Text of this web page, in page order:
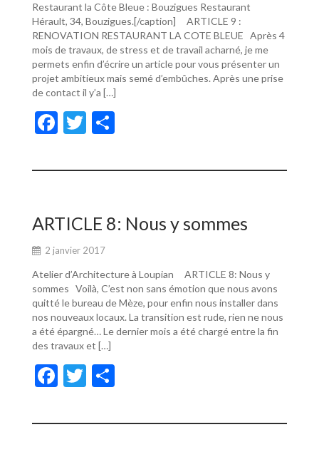
Restaurant la Côte Bleue : Bouzigues Restaurant
Hérault, 34, Bouzigues.[/caption] ARTICLE 9 :
RENOVATION RESTAURANT LA COTE BLEUE Après 4
mois de travaux, de stress et de travail acharné, je me
permets enfin d’écrire un article pour vous présenter un
projet ambitieux mais semé d’embûches. Après une prise
de contact il y’a […]
F
e
o
o
k
T
itt ta
er
ARTICLE 8: Nous y sommes
2 janvier 2017
Atelier d’Architecture à Loupian ARTICLE 8: Nous y
sommes Voilà, C’est non sans émotion que nous avons
quitté le bureau de Mèze, pour enfin nous installer dans
nos nouveaux locaux. La transition est rude, rien ne nous
a été épargné… Le dernier mois a été chargé entre la fin
des travaux et […]
F
e
T
itt ta